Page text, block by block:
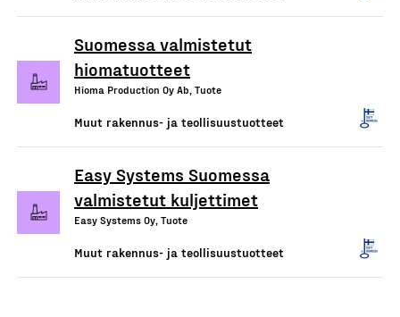
Suomessa valmistetut
hiomatuotteet
Hioma Production Oy Ab, Tuote
Muut rakennus- ja teollisuustuotteet
Easy Systems Suomessa
valmistetut kuljettimet
Easy Systems Oy, Tuote
Muut rakennus- ja teollisuustuotteet